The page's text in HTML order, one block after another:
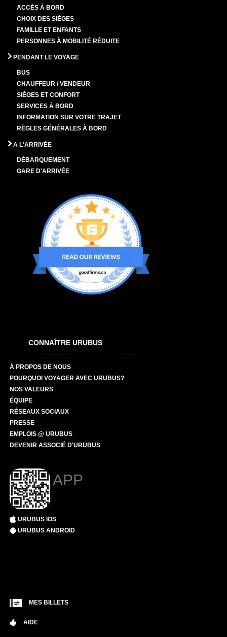
ACCÈS À BORD
CHOIX DES SIÈGES
FAMILLE ET ENFANTS
PERSONNES À MOBILITÉ RÉDUITE
PENDANT LE VOYAGE
BUS
CHAUFFEUR / VENDEUR
SIÈGES ET CONFORT
SERVICES À BORD
INFORMATION SUR VOTRE TRAJET
RÈGLES GÉNÉRALES À BORD
A L'ARRIVÉE
DÉBARQUEMENT
GARE D'ARRIVÉE
CONNAÎTRE URUBUS
À PROPOS DE NOUS
POURQUOI VOYAGER AVEC URUBUS?
NOS VALEURS
ÉQUIPE
RÉSEAUX SOCIAUX
PRESSE
EMPLOIS @ URUBUS
DEVENIR ASSOCIÉ D'URUBUS
APP
URUBUS IOS
URUBUS ANDROID
MES BILLETS
AIDE